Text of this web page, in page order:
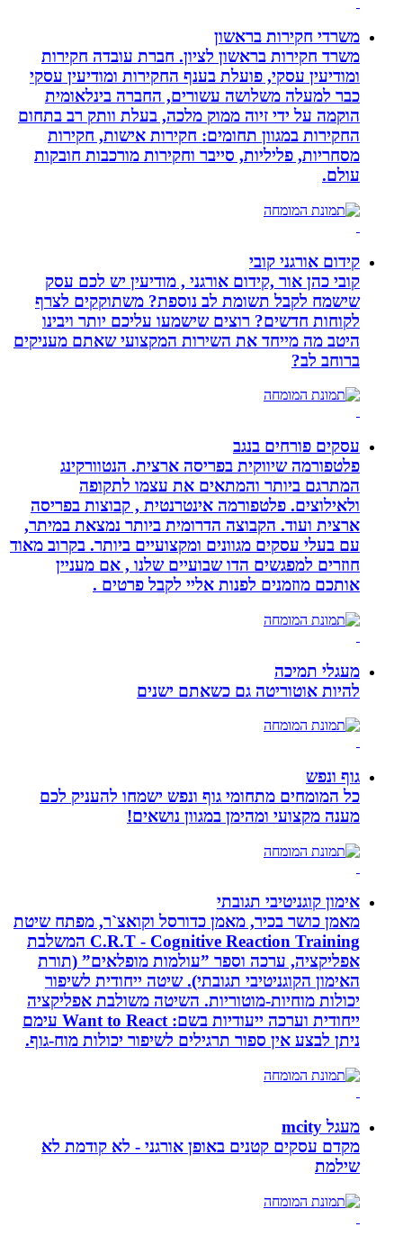
משרדי חקירות בראשון
משרד חקירות בראשון לציון. חברת עובדה חקירות
ומודיעין עסקי, פועלת בענף החקירות ומודיעין עסקי
כבר למעלה משלושה עשורים, החברה בינלאומית
הוקמה על ידי זיוה ממוק מלכה, בעלת וותק רב בתחום
החקירות במגוון תחומים: חקירות אישות, חקירות
מסחריות, פליליות, סייבר וחקירות מורכבות חובקות
עולם.
קידום אורגני קובי
קובי כהן אור ,קידום אורגני , מודיעין יש לכם עסק
שישמח לקבל תשומת לב נוספת? משתוקקים לצרף
לקוחות חדשים? רוצים שישמעו עליכם יותר ויבינו
היטב מה מייחד את השירות המקצועי שאתם מעניקים
ברוחב לב?
עסקים פורחים בנגב
פלטפורמה שיווקית בפריסה ארצית. הנטוורקינג
המתרגם ביותר והמתאים את עצמו לתקופה
ולאילוצים. פלטפורמה אינטרנטית , קבוצות בפריסה
ארצית ועוד. הקבוצה הדרומית ביותר נמצאת במיתר,
עם בעלי עסקים מגוונים ומקצועיים ביותר. בקרוב מאוד
חוזרים למפגשים הדו שבועיים שלנו , אם מעניין
אותכם מוזמנים לפנות אליי לקבל פרטים .
מעגלי תמיכה
להיות אוטוריטה גם כשאתם ישנים
גוף ונפש
כל המומחים מתחומי גוף ונפש ישמחו להעניק לכם
מענה מקצועי ומהימן במגוון נושאים!
אימון קוגניטיבי תגובתי
מאמן כושר בכיר, מאמן כדורסל וקואצ`ר, מפתח שיטת
C.R.T - Cognitive Reaction Training המשלבת
אפליקציה, ערכה וספר ”עולמות מופלאים” (תורת
האימון הקוגניטיבי תגובתי). שיטה ייחודית לשיפור
יכולות מוחיות-מוטוריות. השיטה משולבת אפליקציה
ייחודית וערכה ייעודיות בשם: Want to React עימם
ניתן לבצע אין ספור תרגילים לשיפור יכולות מוח-גוף.
מעגל mcity
מקדם עסקים קטנים באופן אורגני - לא קודמת לא
שילמת